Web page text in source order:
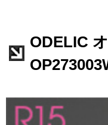
ODELIC